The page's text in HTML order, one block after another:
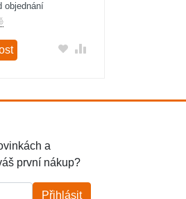
objednání
a
první nákup?
Přihlásit